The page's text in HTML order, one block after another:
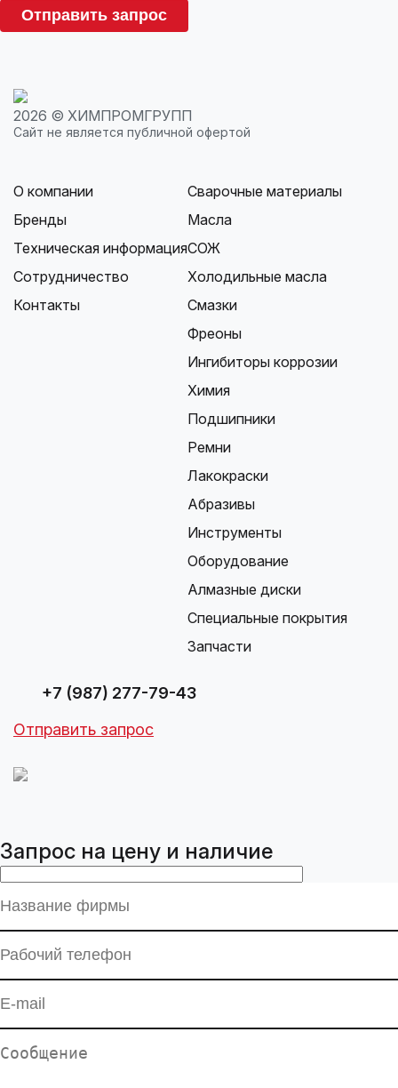
Отправить запрос
2026 © ХИМПРОМГРУПП
Сайт не является публичной офертой
О компании
Бренды
Техническая информация
Сотрудничество
Контакты
Сварочные материалы
Масла
СОЖ
Холодильные масла
Смазки
Фреоны
Ингибиторы коррозии
Химия
Подшипники
Ремни
Лакокраски
Абразивы
Инструменты
Оборудование
Алмазные диски
Специальные покрытия
Запчасти
+7 (987) 277-79-43
Отправить запрос
Запрос на цену и наличие